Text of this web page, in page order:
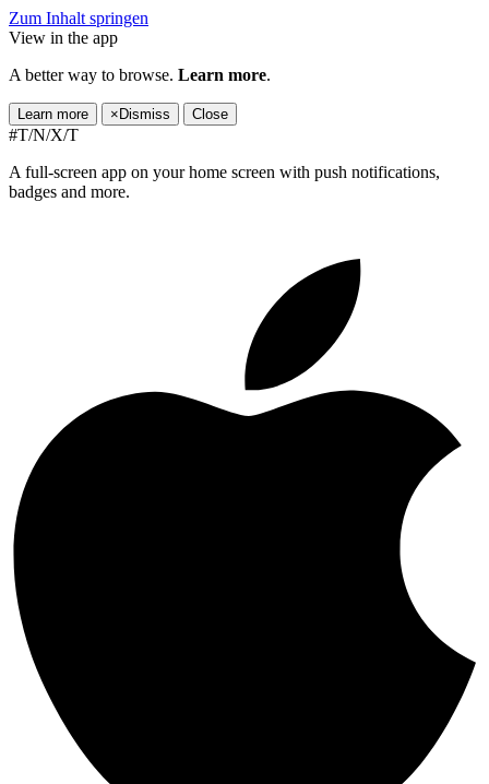
Zum Inhalt springen
View in the app
A better way to browse. Learn more.
Learn more × Dismiss Close
#T/N/X/T
A full-screen app on your home screen with push notifications,
badges and more.